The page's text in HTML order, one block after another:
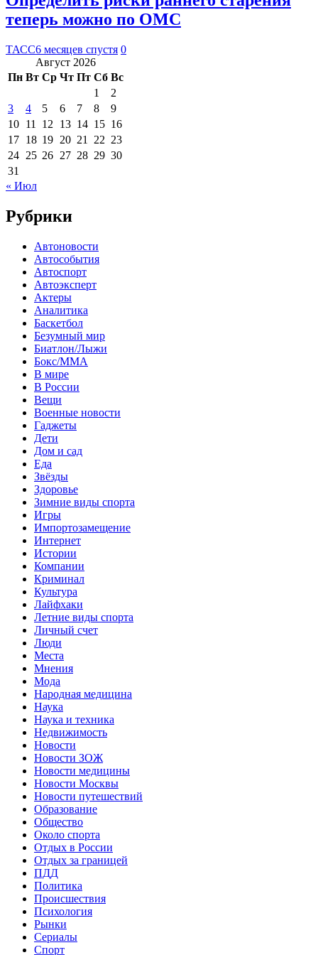
теперь можно по ОМС
ТАСС6 месяцев спустя 0
Август 2026
Пн Вт Ср Чт Пт Сб Вс
1
2
3
4 5 6 7 8
9
10 11 12 13 14 15 16
17 18 19 20 21 22 23
24 25 26 27 28 29 30
31
« Июл
Рубрики
Автоновости
Автособытия
Автоспорт
Автоэксперт
Актеры
Аналитика
Баскетбол
Безумный мир
Биатлон/Лыжи
Бокс/MMA
В мире
В России
Вещи
Военные новости
Гаджеты
Дети
Дом и сад
Еда
Звёзды
Здоровье
Зимние виды спорта
Игры
Импортозамещение
Интернет
Истории
Компании
Криминал
Культура
Лайфхаки
Летние виды спорта
Личный счет
Люди
Места
Мнения
Мода
Народная медицина
Наука
Наука и техника
Недвижимость
Новости
Новости ЗОЖ
Новости медицины
Новости Москвы
Новости путешествий
Образование
Общество
Около спорта
Отдых в России
Отдых за границей
ПДД
Политика
Происшествия
Психология
Рынки
Сериалы
Спорт